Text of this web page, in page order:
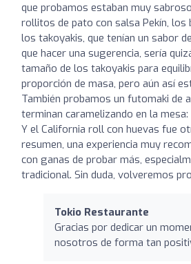
que probamos estaban muy
rollitos de pato con salsa Pekín, los
los takoyakis, que tenían un sabor
que hacer una sugerencia, sería
tamaño de los takoyakis para
proporción de masa, pero aún así
También probamos un futomaki de
terminan caramelizando en la mesa:
Y el California roll con huevas fue
resumen, una experiencia muy
con ganas de probar más,
tradicional. Sin duda, volveremos
Tokio Restaurante
Gracias por dedicar un
nosotros de forma tan